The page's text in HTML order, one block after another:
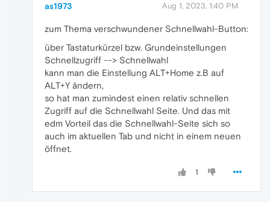
as1973 Aug 1, 2023, 1:40 PM
zum Thema verschwundener Schnellwahl-Button:
über Tastaturkürzel bzw. Grundeinstellungen
Schnellzugriff --> Schnellwahl
kann man die Einstellung ALT+Home z.B auf
ALT+Y ändern,
so hat man zumindest einen relativ schnellen
Zugriff auf die Schnellwahl Seite. Und das mit
edm Vorteil das die Schnellwahl-Seite sich so
auch im aktuellen Tab und nicht in einem neuen
öffnet.
1